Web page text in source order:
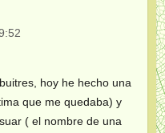
hoy he hecho una
que me quedaba) y
( el nombre de una